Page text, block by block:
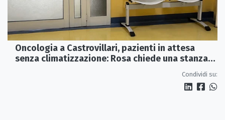
Oncologia a Castrovillari, pazienti in attesa
senza climatizzazione: Rosa chiede una stanza
Condividi su: